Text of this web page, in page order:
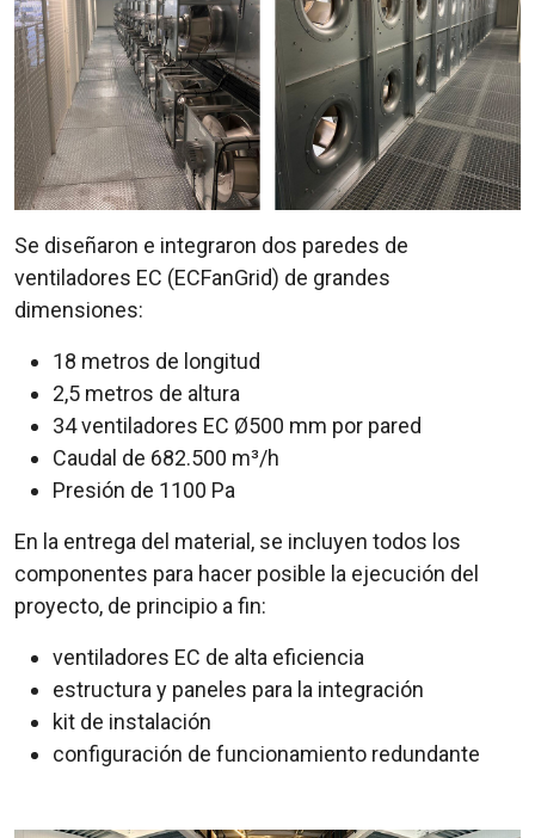
Se diseñaron e integraron dos paredes de
ventiladores EC (ECFanGrid) de grandes
dimensiones:
18 metros de longitud
2,5 metros de altura
34 ventiladores EC Ø500 mm por pared
Caudal de 682.500 m³/h
Presión de 1100 Pa
En la entrega del material, se incluyen todos los
componentes para hacer posible la ejecución del
proyecto, de principio a fin:
ventiladores EC de alta eficiencia
estructura y paneles para la integración
kit de instalación
configuración de funcionamiento redundante